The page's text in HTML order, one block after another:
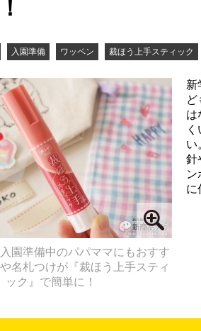
入園準備 ワッペン 裁ほう上手スティック
園準備中のパパママにもおすす
名札つけが『裁ほう上手スティ
ック』で簡単に！
新
ど
は
い
針
ン
に